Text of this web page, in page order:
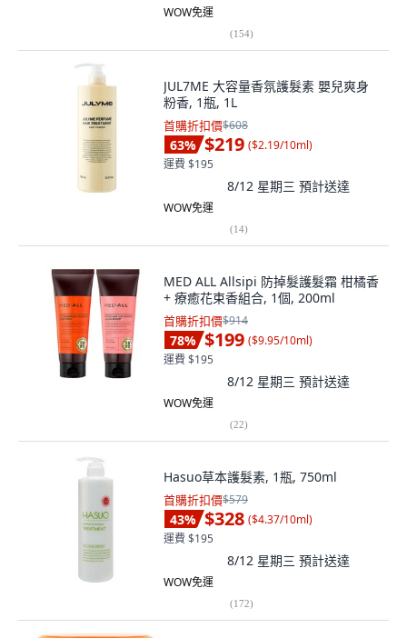
WOW免運
(154)
JUL7ME 大容量香氛護髮素 嬰兒爽身
粉香, 1瓶, 1L
首購折扣價$608
63% $219 ($2.19/10ml)
運費 $195
8/12 星期三 預計送達
WOW免運
(14)
MED ALL Allsipi 防掉髮護髮霜 柑橘香
+ 療癒花束香組合, 1個, 200ml
首購折扣價$914
78% $199 ($9.95/10ml)
運費 $195
8/12 星期三 預計送達
WOW免運
(22)
Hasuo草本護髮素, 1瓶, 750ml
首購折扣價$579
43% $328 ($4.37/10ml)
運費 $195
8/12 星期三 預計送達
WOW免運
(172)